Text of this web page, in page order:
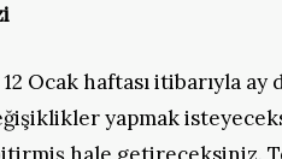
Ocak haftası itibarıyla ay
yapmak